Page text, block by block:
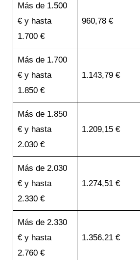
Más de 1.500
€ y hasta
1.700 €
960,78 €
Más de 1.700
€ y hasta
1.850 €
1.143,79 €
Más de 1.850
€ y hasta
2.030 €
1.209,15 €
Más de 2.030
€ y hasta
2.330 €
1.274,51 €
Más de 2.330
€ y hasta
2.760 €
1.356,21 €